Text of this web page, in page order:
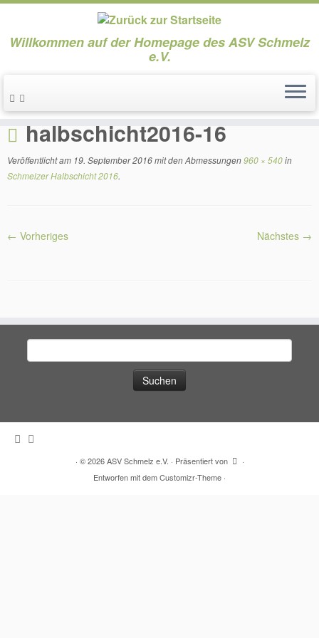
Inhalt
springen
Willkommen auf der Homepage des ASV Schmelz
e.V.
Start
halbschicht2016-16
Veröffentlicht am 19. September 2016mit den Abmessungen960 × 540in
Schmelzer Halbschicht 2016.
← Vorheriges Nächstes →
· © 2026 ASV Schmelz e.V. · Präsentiert von
·
Entworfen mit demCustomizr-Theme ·